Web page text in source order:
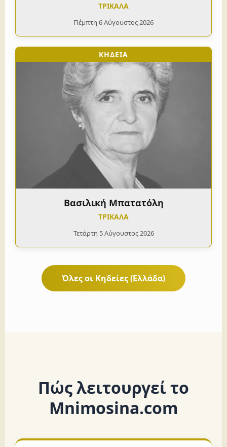
ΤΡΙΚΑΛΑ
Πέμπτη 6 Αύγουστος 2026
ΚΗΔΕΙΑ
Βασιλική Μπατατόλη
ΤΡΙΚΑΛΑ
Τετάρτη 5 Αύγουστος 2026
Όλες οι Κηδείες (Ελλάδα)
Πώς λειτουργεί το
Mnimosina.com